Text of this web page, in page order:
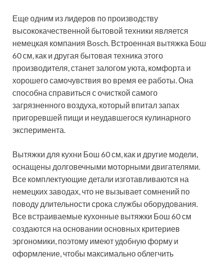
Еще одним из лидеров по производству
высококачественной бытовой техники является
немецкая компания Bosch. Встроенная вытяжка Бош
60 см, как и другая бытовая техника этого
производителя, станет залогом уюта, комфорта и
хорошего самочувствия во время ее работы. Она
способна справиться с очисткой самого
загрязненного воздуха, который впитал запах
пригоревшей пищи и неудавшегося кулинарного
эксперимента.
Вытяжки для кухни Бош 60 см, как и другие модели,
оснащены долговечными моторными двигателями.
Все комплектующие детали изготавливаются на
немецких заводах, что не вызывает сомнений по
поводу длительности срока службы оборудования.
Все встраиваемые кухонные вытяжки Бош 60 см
создаются на основании основных критериев
эргономики, поэтому имеют удобную форму и
оформление, чтобы максимально облегчить